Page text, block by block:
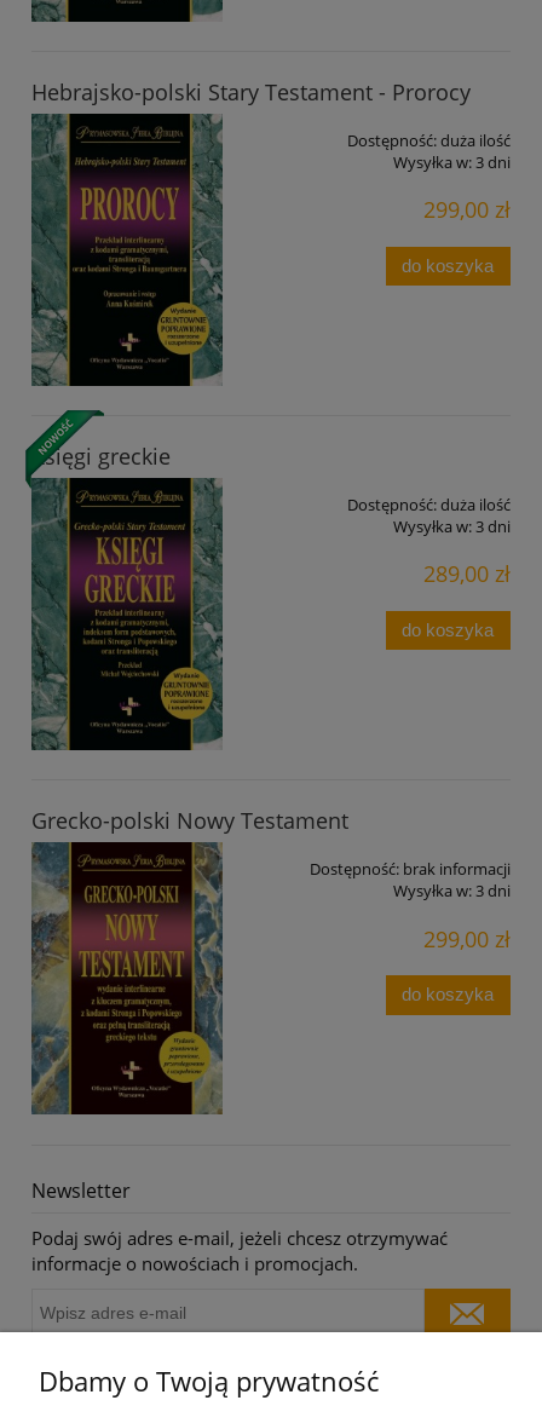
Hebrajsko-polski Stary Testament - Prorocy
Dostępność:duża ilość
Wysyłka w: 3 dni
299,00 zł
do koszyka
Księgi greckie
Dostępność:duża ilość
Wysyłka w:3 dni
289,00 zł
do koszyka
Grecko-polski Nowy Testament
Dostępność: brak informacji
Wysyłka w:3 dni
299,00 zł
do koszyka
Newsletter
Podaj swój adres e-mail, jeżeli chcesz otrzymywać
informacje o nowościach i promocjach.
Dbamy o Twoją prywatność